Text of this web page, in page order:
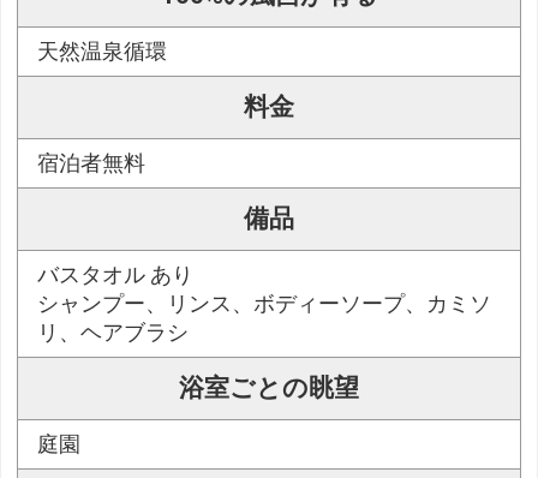
天然温泉循環
料金
宿泊者無料
備品
バスタオル あり
シャンプー、リンス、ボディーソープ、カミソ
リ、ヘアブラシ
浴室ごとの眺望
庭園